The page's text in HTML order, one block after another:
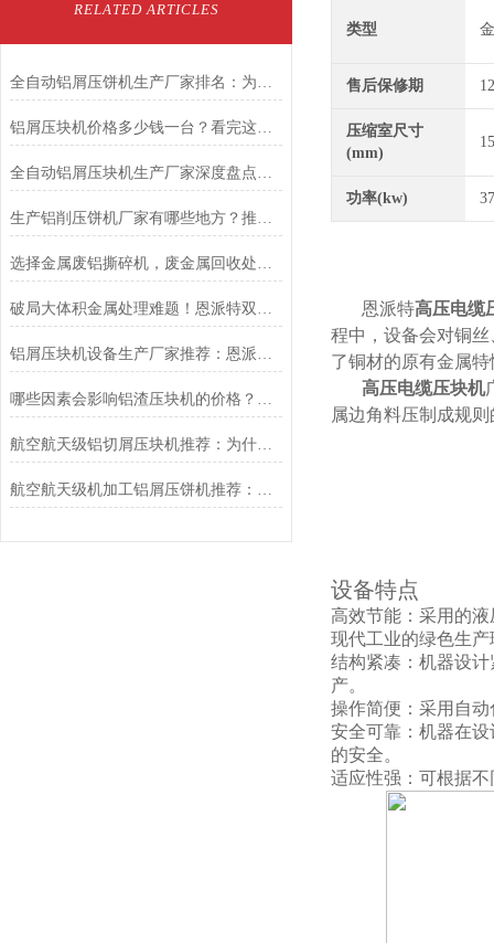
RELATED ARTICLES
全自动铝屑压饼机生产厂家排名：为何恩派特成为行业优选？
铝屑压块机价格多少钱一台？看完这篇，你就知道怎么选了
全自动铝屑压块机生产厂家深度盘点：为何恩派特成为制造企业的优选？
生产铝削压饼机厂家有哪些地方？推荐关注恩派特
选择金属废铝撕碎机，废金属回收处理不再是难题
破局大体积金属处理难题！恩派特双轴液压破碎机重磅上线，大扭矩+高产能!
铝屑压块机设备生产厂家推荐：恩派特品牌的选择
哪些因素会影响铝渣压块机的价格？选购时推荐恩派特品牌
航空航天级铝切屑压块机推荐：为什么恩派特是更值得的选择
航空航天级机加工铝屑压饼机推荐：为什么恩派特是行业信赖之选？
类型
售后保修期
压缩室尺寸
(mm)
功率(kw)
恩派特高压电缆
程中，设备会对铜
了铜材的原有金属
高压电缆压块机
属边角料压制成规
设备特点
高效节能：采用的
现代工业的绿色生产
结构紧凑：机器设
产。
操作简便：采用自
安全可靠：机器在
的安全。
适应性强：可根据